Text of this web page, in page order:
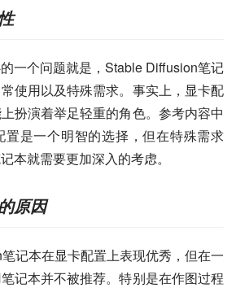
一个问题就是，Stable Diffusion笔记
使用以及特殊需求。事实上，显卡配
扮演着举足轻重的角色。参考内容中
置是一个明智的选择，但在特殊需求
本就需要更加深入的考虑。
原因
记本在显卡配置上表现优秀，但在一
记本并不被推荐。特别是在作图过程